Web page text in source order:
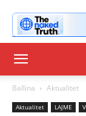
Ballina Aktualitet
Aktualitet LAJME